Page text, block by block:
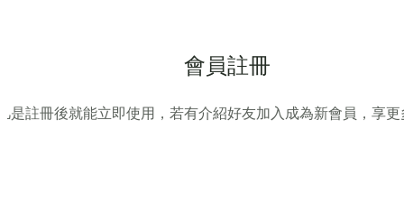
會員註冊
是註冊後就能立即使用，若有介紹好友加入成為新會員，享更